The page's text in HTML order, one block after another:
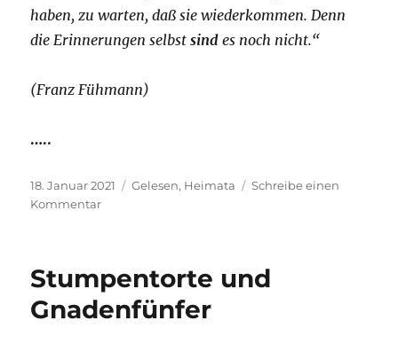
haben, zu warten, daß sie wiederkommen. Denn
die Erinnerungen selbstsind es noch nicht.“
(Franz Fühmann)
…..
Veröffentlicht
am
18. Januar 2021 Kategorien
Gelesen, Heimata
Schreibe einen
Kommentarzu
Stumpentorte und
Gnadenfünfer